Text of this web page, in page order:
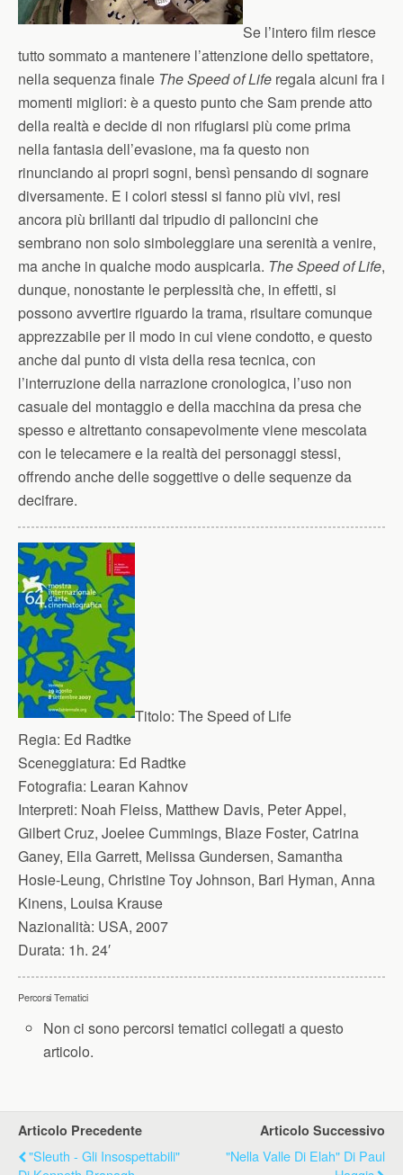
Se l’intero film riesce
tutto sommato a mantenere l’attenzione dello spettatore,
nella sequenza finale The Speed of Life regala alcuni fra i
momenti migliori: è a questo punto che Sam prende atto
della realtà e decide di non rifugiarsi più come prima
nella fantasia dell’evasione, ma fa questo non
rinunciando ai propri sogni, bensì pensando di sognare
diversamente. E i colori stessi si fanno più vivi, resi
ancora più brillanti dal tripudio di palloncini che
sembrano non solo simboleggiare una serenità a venire,
ma anche in qualche modo auspicarla. The Speed of Life,
dunque, nonostante le perplessità che, in effetti, si
possono avvertire riguardo la trama, risultare comunque
apprezzabile per il modo in cui viene condotto, e questo
anche dal punto di vista della resa tecnica, con
l’interruzione della narrazione cronologica, l’uso non
casuale del montaggio e della macchina da presa che
spesso e altrettanto consapevolmente viene mescolata
con le telecamere e la realtà dei personaggi stessi,
offrendo anche delle soggettive o delle sequenze da
decifrare.
Titolo: The Speed of Life
Regia: Ed Radtke
Sceneggiatura: Ed Radtke
Fotografia: Learan Kahnov
Interpreti: Noah Fleiss, Matthew Davis, Peter Appel,
Gilbert Cruz, Joelee Cummings, Blaze Foster, Catrina
Ganey, Ella Garrett, Melissa Gundersen, Samantha
Hosie-Leung, Christine Toy Johnson, Bari Hyman, Anna
Kinens, Louisa Krause
Nazionalità: USA, 2007
Durata: 1h. 24′
Percorsi Tematici
Non ci sono percorsi tematici collegati a questo
articolo.
Articolo Precedente
"Sleuth - Gli Insospettabili"
Articolo Successivo
"Nella Valle Di Elah" Di Paul